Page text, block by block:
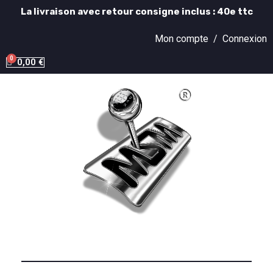
La livraison avec retour consigne inclus : 40e ttc
Mon compte / Connexion
0,00 €